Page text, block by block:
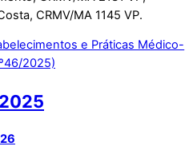
CRMV/MA 1145 VP.
e Práticas Médico-
2025)